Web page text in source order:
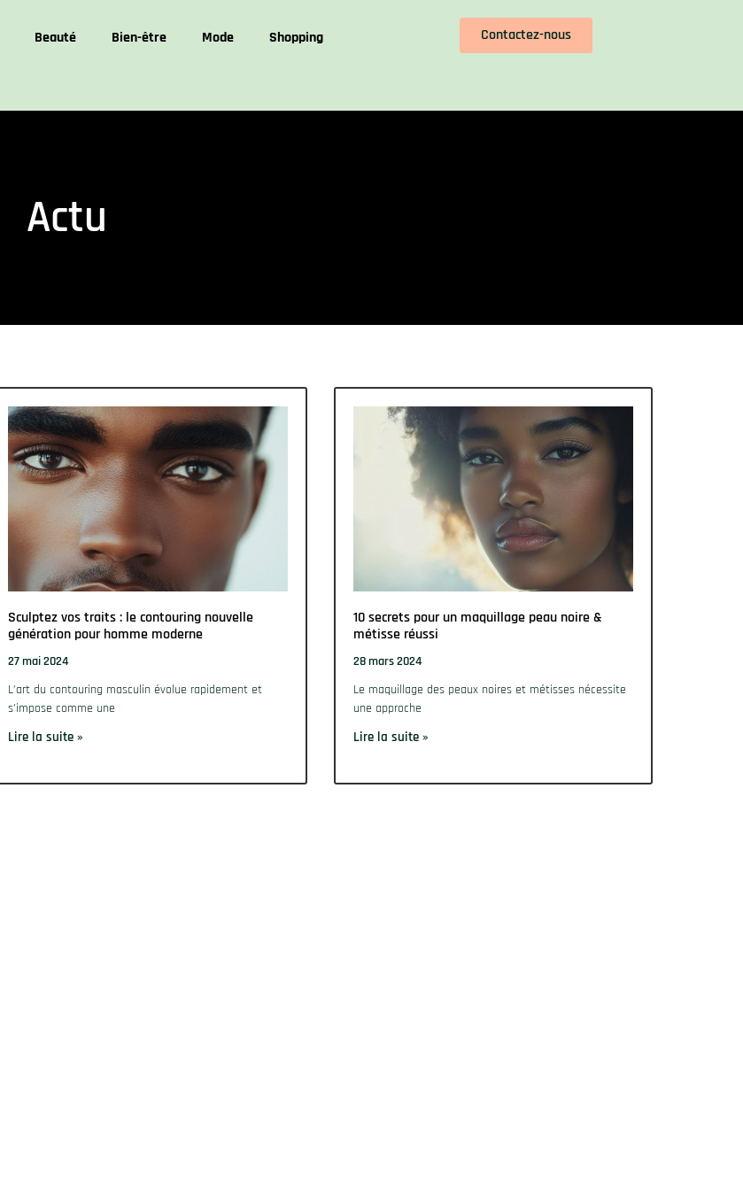
Beauté Bien-être Mode Shopping Contactez-nous
Actu
Sculptez vos traits : le contouring nouvelle
génération pour homme moderne
27 mai 2024
L’art du contouring masculin évolue rapidement et
s’impose comme une
Lire la suite »
10 secrets pour un maquillage peau noire &
métisse réussi
28 mars 2024
Le maquillage des peaux noires et métisses nécessite
une approche
Lire la suite »